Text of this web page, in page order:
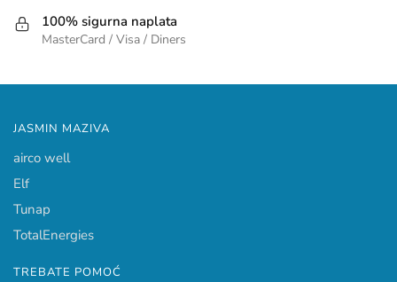
100% sigurna naplata
MasterCard / Visa / Diners
JASMIN MAZIVA
airco well
Elf
Tunap
TotalEnergies
TREBATE POMOĆ